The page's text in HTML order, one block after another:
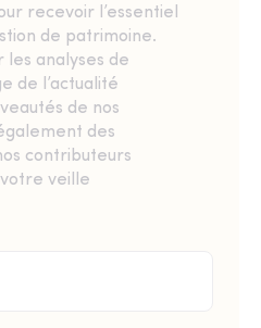
recevoir l’essentiel
de patrimoine.
les analyses de
de l’actualité
de nos
des
contributeurs
veille